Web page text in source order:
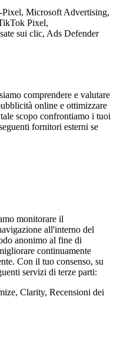
Microsoft Advertising,
Pixel,
sui clic, Ads Defender
comprendere e valutare
online e ottimizzare
scopo confrontiamo i tuoi
fornitori esterni se
monitorare il
all'interno del
anonimo al fine di
continuamente
Con il tuo consenso, su
servizi di terze parti:
Clarity, Recensioni dei